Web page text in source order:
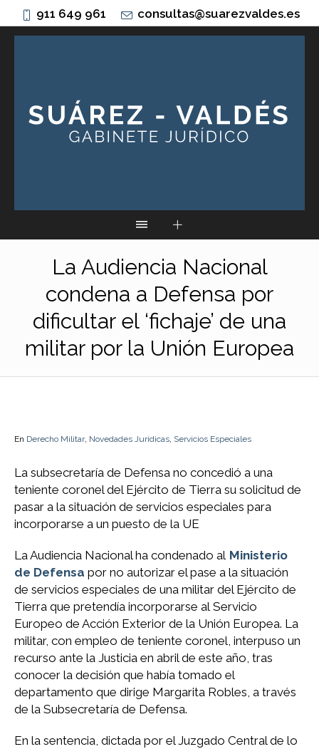
911 649 961 consultas@suarezvaldes.es
La Audiencia Nacional
condena a Defensa por
dificultar el ‘fichaje’ de una
militar por la Unión Europea
En Derecho Militar, Novedades Jurídicas Servicios Especiales
La subsecretaría de Defensa no concedió a una
teniente coronel del Ejército de Tierra su solicitud de
pasar a la situación de servicios especiales para
incorporarse a un puesto de la UE
La Audiencia Nacional ha condenado al Ministerio
de Defensa por no autorizar el pase a la situación
de servicios especiales de una militar del Ejército de
Tierra que pretendía incorporarse al Servicio
Europeo de Acción Exterior de la Unión Europea. La
militar, con empleo de teniente coronel, interpuso un
recurso ante la Justicia en abril de este año, tras
conocer la decisión que había tomado el
departamento que dirige Margarita Robles, a través
de la Subsecretaría de Defensa.
En la sentencia, dictada por el Juzgado Central de lo